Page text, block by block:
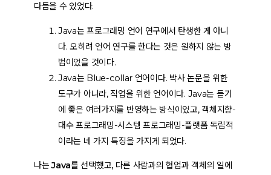
다듬을 수 있었다.
Java는 프로그래밍 언어 연구에서 탄생한 게 아니
다. 오히려 언어 연구를 한다는 것은 원하지 않는 방
법이었을 것이다.
Java는 Blue-collar 언어이다. 박사 논문을 위한
도구가 아니라, 직업을 위한 언어이다. Java는 듣기
에 좋은 여러가지를 반영하는 방식이었고, 객체지향-
대수 프로그래밍-시스템 프로그래밍-플랫폼 독립적
이라는 네 가지 특징을 가지게 되었다.
나는 Java를 선택했고, 다른 사람과의 협업과 객체의 일에